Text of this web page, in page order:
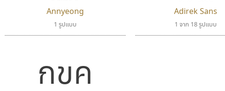
Annyeong
1 รูปแบบ
Adirek Sans
1 จาก 18 รูปแบบ
กขค